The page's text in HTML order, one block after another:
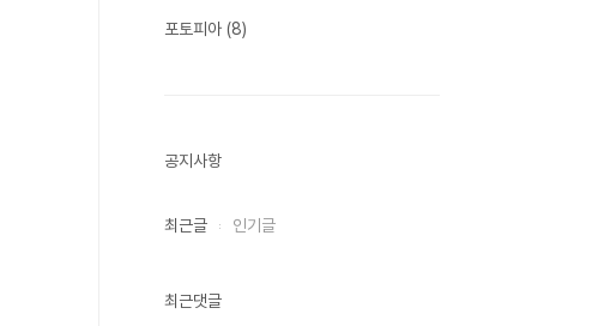
포토피아 (8)
공지사항
최근글 인기글
최근댓글